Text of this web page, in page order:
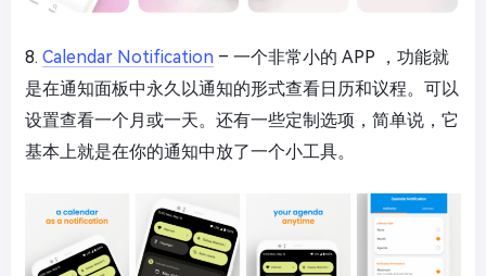
8. Calendar Notification – 一个非常小的 APP ，功能就
是在通知面板中永久以通知的形式查看日历和议程。可以
设置查看一个月或一天。还有一些定制选项，简单说，它
基本上就是在你的通知中放了一个小工具。